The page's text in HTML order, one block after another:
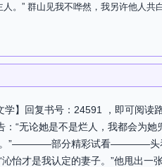
。” 群山见我不哗然，我另许他人
】回复书号：24591 ，即可阅读
“无论她是不是烂人，我都会为
。”————部分精彩试看————头
怡才是我认定的妻子。”他甩出一